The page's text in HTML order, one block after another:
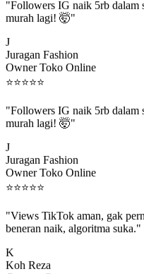
murah lagi! 🤯"
Juragan Fashion
Owner Toko Online
⭐⭐⭐⭐⭐
murah lagi! 🤯"
Juragan Fashion
Owner Toko Online
⭐⭐⭐⭐⭐
beneran naik, algoritma suka."
Koh Reza
Content Creator